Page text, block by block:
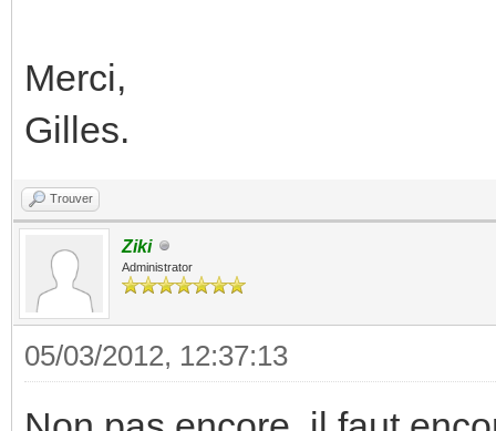
Merci,
Gilles.
Trouver
Ziki
Administrator
05/03/2012, 12:37:13